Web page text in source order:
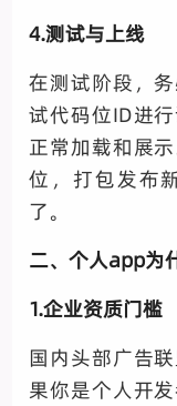
4.测试与上线
在测试阶段，
试代码位ID进
正常加载和展
位，打包发布
了。
二、个人app为
1.企业资质门槛
国内头部广告
果你是个人开